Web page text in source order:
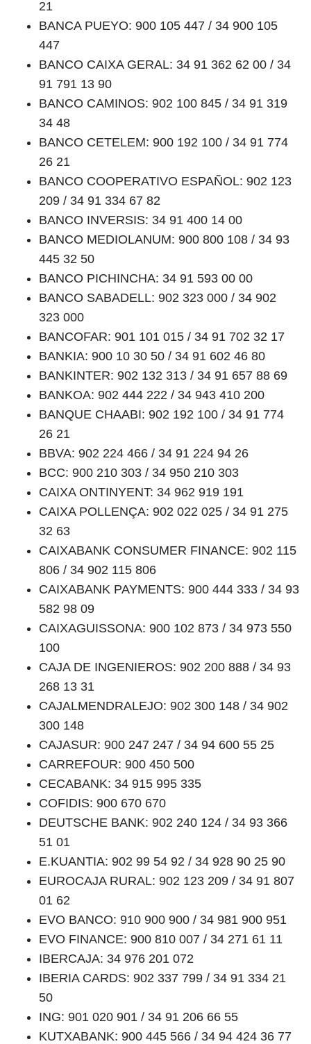
21
BANCA PUEYO: 900 105 447 / 34 900 105
447
BANCO CAIXA GERAL: 34 91 362 62 00 / 34
91 791 13 90
BANCO CAMINOS: 902 100 845 / 34 91 319
34 48
BANCO CETELEM: 900 192 100 / 34 91 774
26 21
BANCO COOPERATIVO ESPAÑOL: 902 123
209 / 34 91 334 67 82
BANCO INVERSIS: 34 91 400 14 00
BANCO MEDIOLANUM: 900 800 108 / 34 93
445 32 50
BANCO PICHINCHA: 34 91 593 00 00
BANCO SABADELL: 902 323 000 / 34 902
323 000
BANCOFAR: 901 101 015 / 34 91 702 32 17
BANKIA: 900 10 30 50 / 34 91 602 46 80
BANKINTER: 902 132 313 / 34 91 657 88 69
BANKOA: 902 444 222 / 34 943 410 200
BANQUE CHAABI: 902 192 100 / 34 91 774
26 21
BBVA: 902 224 466 / 34 91 224 94 26
BCC: 900 210 303 / 34 950 210 303
CAIXA ONTINYENT: 34 962 919 191
CAIXA POLLENÇA: 902 022 025 / 34 91 275
32 63
CAIXABANK CONSUMER FINANCE: 902 115
806 / 34 902 115 806
CAIXABANK PAYMENTS: 900 444 333 / 34 93
582 98 09
CAIXAGUISSONA: 900 102 873 / 34 973 550
100
CAJA DE INGENIEROS: 902 200 888 / 34 93
268 13 31
CAJALMENDRALEJO: 902 300 148 / 34 902
300 148
CAJASUR: 900 247 247 / 34 94 600 55 25
CARREFOUR: 900 450 500
CECABANK: 34 915 995 335
COFIDIS: 900 670 670
DEUTSCHE BANK: 902 240 124 / 34 93 366
51 01
E.KUANTIA: 902 99 54 92 / 34 928 90 25 90
EUROCAJA RURAL: 902 123 209 / 34 91 807
01 62
EVO BANCO: 910 900 900 / 34 981 900 951
EVO FINANCE: 900 810 007 / 34 271 61 11
IBERCAJA: 34 976 201 072
IBERIA CARDS: 902 337 799 / 34 91 334 21
50
ING: 901 020 901 / 34 91 206 66 55
KUTXABANK: 900 445 566 / 34 94 424 36 77